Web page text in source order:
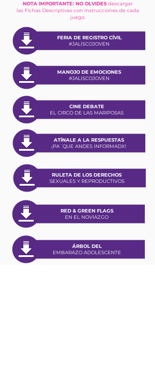
NOTA IMPORTANTE: NO OLVIDESdescargar
las Fichas Descriptivas con instrucciones de cada
juego.
FERIA DE REGISTRO CÍVIL
#JALISCOJOVEN
MANOJO DE EMOCIONES
#JALISCOJOVEN
CINE DEBATE
EL CIRCO DE LAS MARIPOSAS
ATÍNALE A LA RESPUESTAS
¡PA´QUE ANDES INFORMADX!
RULETA DE LOS DERECHOS
SEXUALES Y REPRODUCTIVOS
RED & GREEN FLAGS
EN EL NOVIAZGO
ÁRBOL DEL
EMBARAZO ADOLESCENTE